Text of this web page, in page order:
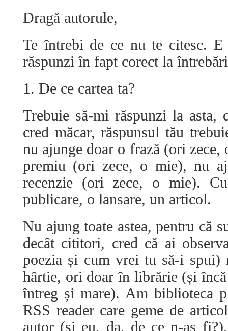
Dragă autorule,
Te întrebi de ce nu te citesc.
răspunzi în fapt corect la
1. De ce cartea ta?
Trebuie să-mi răspunzi la asta,
cred măcar, răspunsul tău
nu ajunge doar o frază (ori
premiu (ori zece, o mie), nu
recenzie (ori zece, o mie).
publicare, o lansare, un articol.
Nu ajung toate astea, pentru că
decât cititori, cred că ai
poezia și cum vrei tu să-i spui)
hârtie, ori doar în librărie (și
întreg și mare). Am biblioteca
RSS reader care geme de
autor (și eu, da, de ce n-aș